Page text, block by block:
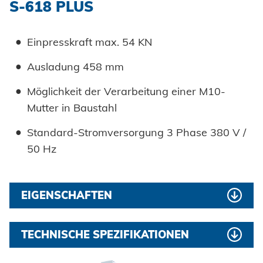
Arbeitsbedingungen
Druckhaltezeit: Nein
Spannungsversorgung: 3 Phase 380 V / 50
Abmessungen (BxTxH) mm: 740x840x1650
S-618 PLUS
Einpresskraft max. 54 KN
Ausladung 458 mm
Möglichkeit der Verarbeitung einer M10-
Mutter in Baustahl
Standard-Stromversorgung 3 Phase 380 V /
50 Hz
EIGENSCHAFTEN
Starke Rahmenstruktur, weniger Vibrationen
einfache Handhabung
TECHNISCHE SPEZIFIKATIONEN